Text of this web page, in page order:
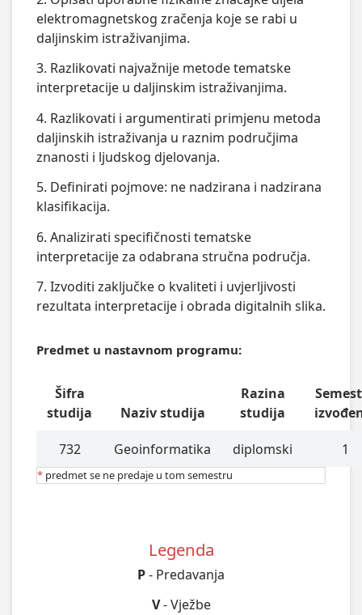
elektromagnetskog zračenja koje se rabi u
daljinskim istraživanjima.
3. Razlikovati najvažnije metode tematske
interpretacije u daljinskim istraživanjima.
4. Razlikovati i argumentirati primjenu metoda
daljinskih istraživanja u raznim područjima
znanosti i ljudskog djelovanja.
5. Definirati pojmove: ne nadzirana i nadzirana
klasifikacija.
6. Analizirati specifičnosti tematske
interpretacije za odabrana stručna područja.
7. Izvoditi zaključke o kvaliteti i uvjerljivosti
rezultata interpretacije i obrada digitalnih slika.
Predmet u nastavnom programu:
Šifra
studija
Naziv studija
Razina
studija
732 Geoinformatika diplomski 1
* predmet se ne predaje u tom semestru
Legenda
P- Predavanja
V- Vježbe